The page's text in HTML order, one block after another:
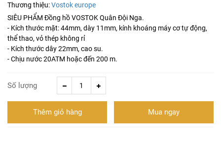
Thương thiệu:Vostok europe
SIÊU PHẨM Đồng hồ VOSTOK Quân Đội Nga.
- Kích thước mặt: 44mm, dày 11mm, kính khoáng máy cơ tự động,
thể thao, vỏ thép không rỉ
- Kích thước dây 22mm, cao su.
- Chịu nước 20ATM hoặc đến 200 m.
Số lượng
Thêm giỏ hàng Mua ngay